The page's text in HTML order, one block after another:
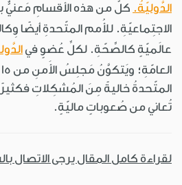
الدَّوليّةُ. كلٌّ من هذه الأقسامِ مَعنيٌّ
الاجتِماعيّةِ. للأُمم المتّحدةِ أيضًا
عالَميّةٍ كالصِّحّةِ. لكلِّ عُضوٍ في
المتّحدةُ خاليةً مِنَ المُشكِلاتِ
تُعاني من صُعوباتٍ ماليّةٍ.
لقراءة كامل المقال يرجى